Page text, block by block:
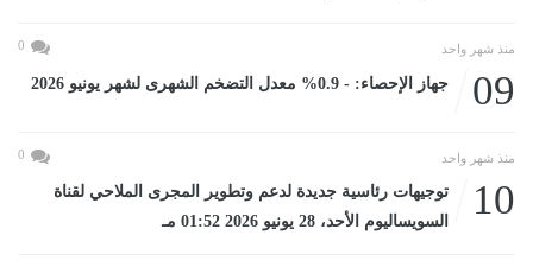
منذ شهر واحد 0
09 جهاز الإحصاء: - 0.9% معدل التضخم الشهرى لشهر يونيو 2026
منذ شهر واحد 0
10
توجيهات رئاسية جديدة لدعم وتطوير المجرى الملاحي لقناة
السويساليوم الأحد، 28 يونيو 2026 01:52 مـ